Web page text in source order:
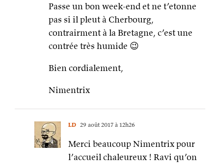
Passe un bon week-end et ne t’etonne
pas si il pleut à Cherbourg,
contrairment à la Bretagne, c’est une
contrée très humide 😉
Bien cordialement,
Nimentrix
LD 29 août 2017 à 12h26
Merci beaucoup Nimentrix pour
l’accueil chaleureux ! Ravi qu’on